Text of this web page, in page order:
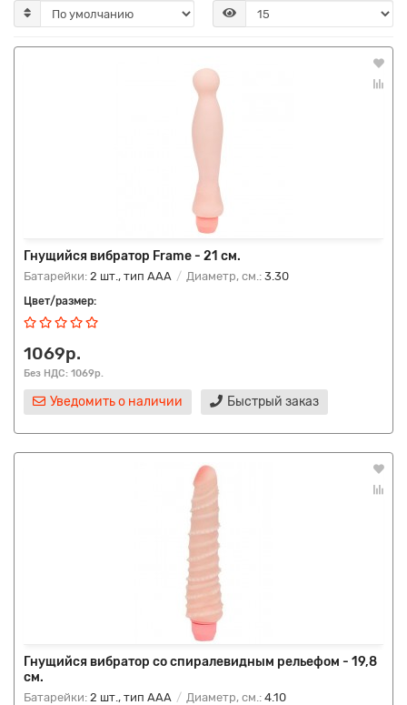
Гнущийся вибратор Frame - 21 см.
Батарейки: 2 шт., тип AAA Диаметр, см.: 3.30
Цвет/размер:
1069р.
Без НДС: 1069р.
Уведомить о наличии Быстрый заказ
Гнущийся вибратор со спиралевидным рельефом - 19,8
см.
Батарейки: 2 шт., тип AAA Диаметр, см.: 4.10